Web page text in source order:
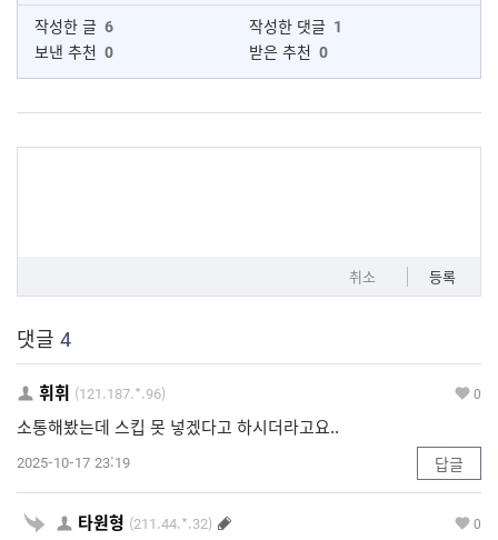
작성한 글 6 작성한 댓글 1
보낸 추천 0 받은 추천 0
취소 등록
댓글 4
휘휘 (121.187.*.96) 0
소통해봤는데 스킵 못 넣겠다고 하시더라고요..
2025-10-17 23:19 답글
타원형 (211.44.*.32) 0